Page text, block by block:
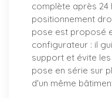
complète après 24
positionnement
pose est proposé
configurateur : il
support et évite
pose en série sur
d'un même